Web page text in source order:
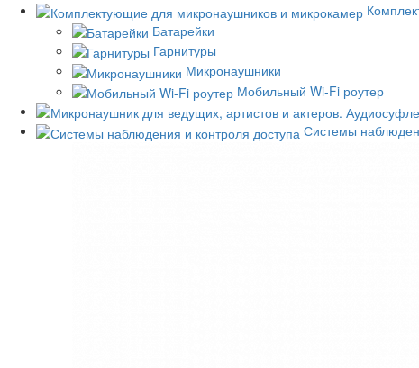
Батарейки
Гарнитуры
Микронаушники
Мобильный Wi-Fi роутер
Системы